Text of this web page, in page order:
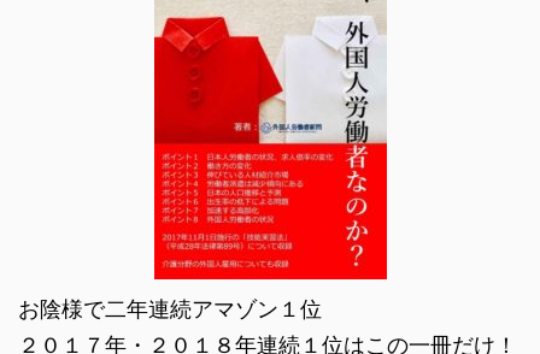
お陰様で二年連続アマゾン１位
２０１７年・２０１８年連続１位はこの一冊だけ！